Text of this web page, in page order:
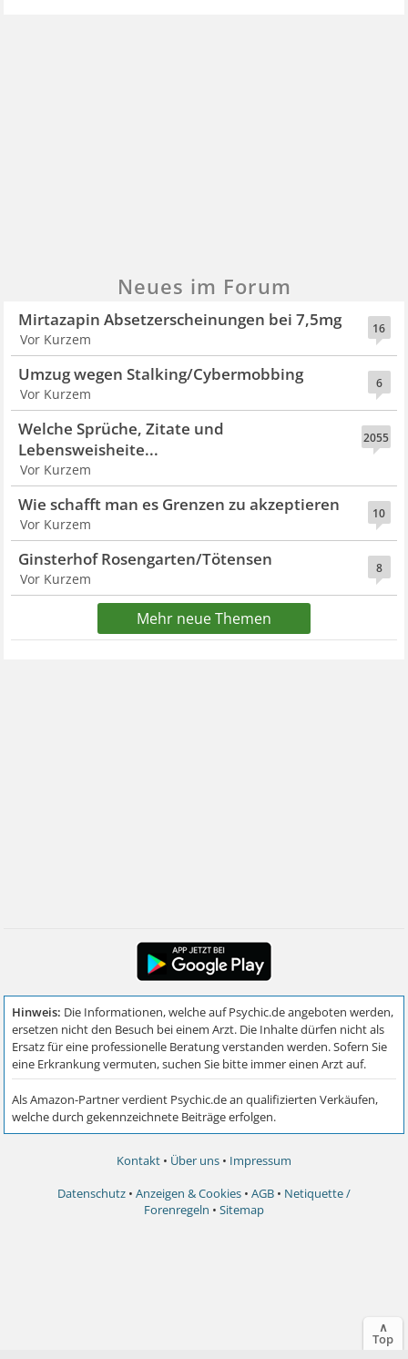
Neues im Forum
16
Mirtazapin Absetzerscheinungen bei 7,5mg
Vor Kurzem
6
Umzug wegen Stalking/Cybermobbing
Vor Kurzem
2055
Welche Sprüche, Zitate und
Lebensweisheite...
Vor Kurzem
10
Wie schafft man es Grenzen zu akzeptieren
Vor Kurzem
8
Ginsterhof Rosengarten/Tötensen
Vor Kurzem
Mehr neue Themen
Kontakt • Über uns • Impressum
Datenschutz • Anzeigen & Cookies • AGB • Netiquette /
Forenregeln • Sitemap
∧
Top